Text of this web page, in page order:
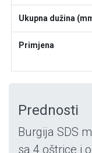
Ukupna dužina
Primjena
Prednosti
Burgija SDS
sa 4 oštrice i